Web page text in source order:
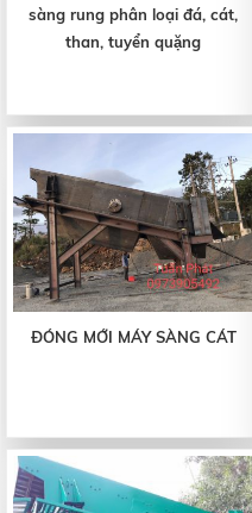
sàng rung phân loại đá, cát,
than, tuyển quặng
ĐÓNG MỚI MÁY SÀNG CÁT